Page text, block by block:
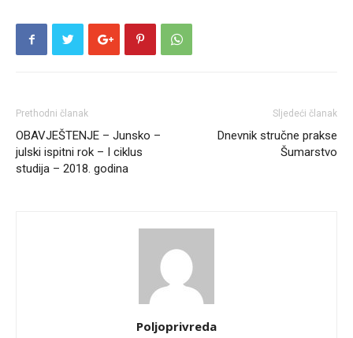
Prethodni članak
OBAVJEŠTENJE – Junsko –
julski ispitni rok – I ciklus
studija – 2018. godina
Sljedeći članak
Dnevnik stručne prakse
Šumarstvo
Poljoprivreda